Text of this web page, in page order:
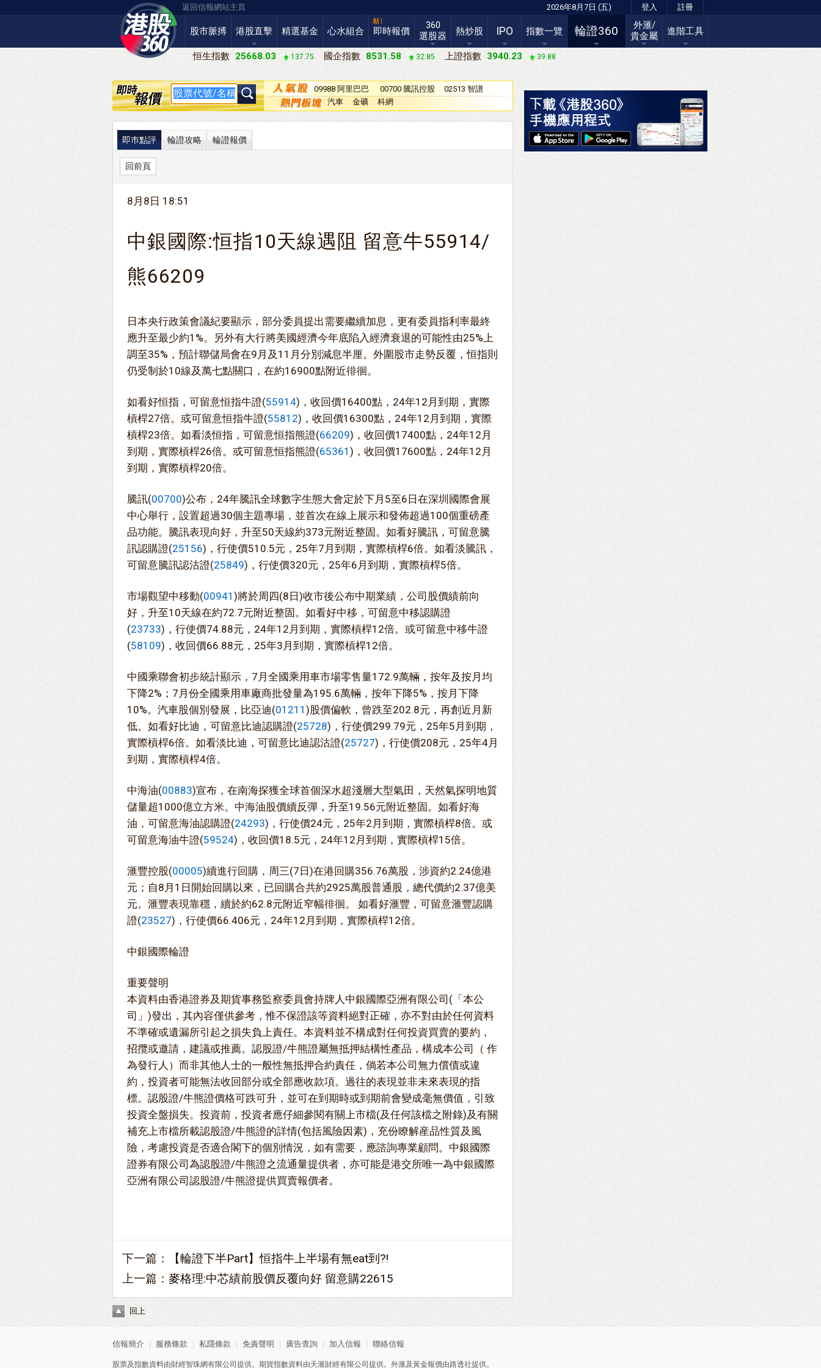
返回信報網站主頁 2026年8月7日 (五) 登入 註冊
股市脈搏 港股直擊 精選基金 心水組合 即時報價
360
選股器
熱炒股 IPO 指數一覽 輪證360
外滙/
貴金屬
進階工具
恒生指數 25668.03 137.75 國企指數 8531.58 32.85 上證指數 3940.23 39.88
09988 阿里巴巴
－Ｗ
00700 騰訊控股
02513 智譜
汽車
金礦 科網
即巿點評 輪證攻略 輪證報價
回前頁
8月8日 18:51
中銀國際:恒指10天線遇阻 留意牛55914/
熊66209
日本央行政策會議紀要顯示，部分委員提出需要繼續加息，更有委員指利率最終
應升至最少約1%。另外有大行將美國經濟今年底陷入經濟衰退的可能性由25%上
調至35%，預計聯儲局會在9月及11月分別減息半厘。外圍股市走勢反覆，恒指則
仍受制於10線及萬七點關口，在約16900點附近徘徊。
如看好恒指，可留意恒指牛證(55914)，收回價16400點，24年12月到期，實際
槓桿27倍。或可留意恒指牛證(55812)，收回價16300點，24年12月到期，實際
槓桿23倍。如看淡恒指，可留意恒指熊證(66209)，收回價17400點，24年12月
到期，實際槓桿26倍。或可留意恒指熊證(65361 )，收回價17600點，24年12月
到期，實際槓桿20倍。
騰訊(00700)公布，24年騰訊全球數字生態大會定於下月5至6日在深圳國際會展
中心舉行，設置超過30個主題專場，並首次在線上展示和發佈超過100個重磅產
品功能。騰訊表現向好，升至50天線約373元附近整固。如看好騰訊，可留意騰
訊認購證(25156)，行使價510.5元，25年7月到期，實際槓桿6倍。如看淡騰訊，
可留意騰訊認沽證(25849)，行使價320元，25年6月到期，實際槓桿5倍。
市場觀望中移動(00941 )將於周四(8日)收市後公布中期業績，公司股價績前向
好，升至10天線在約72.7元附近整固。如看好中移，可留意中移認購證
(23733)，行使價74.88元，24年12月到期，實際槓桿12倍。或可留意中移牛證
(58109)，收回價66.88元，25年3月到期，實際槓桿12倍。
中國乘聯會初步統計顯示，7月全國乘用車市場零售量172.9萬輛，按年及按月均
下降2%；7月份全國乘用車廠商批發量為195.6萬輛，按年下降5%，按月下降
10%。汽車股個別發展，比亞迪(01211 )股價偏軟，曾跌至202.8元，再創近月新
低。如看好比迪，可留意比迪認購證(25728)，行使價299.79元，25年5月到期，
實際槓桿6倍。如看淡比迪，可留意比迪認沽證(25727)，行使價208元，25年4月
到期，實際槓桿4倍。
中海油(00883)宣布，在南海探獲全球首個深水超淺層大型氣田，天然氣探明地質
儲量超1000億立方米。中海油股價續反彈，升至19.56元附近整固。如看好海
油，可留意海油認購證(24293)，行使價24元，25年2月到期，實際槓桿8倍。或
可留意海油牛證(59524)，收回價18.5元，24年12月到期，實際槓桿15倍。
滙豐控股(00005)續進行回購，周三(7日)在港回購356.76萬股，涉資約2.24億港
元；自8月1日開始回購以來，已回購合共約2925萬股普通股，總代價約2.37億美
元。滙豐表現靠穩，續於約62.8元附近窄幅徘徊。 如看好滙豐，可留意滙豐認購
證(23527)，行使價66.406元，24年12月到期，實際槓桿12倍。
中銀國際輪證
重要聲明
本資料由香港證券及期貨事務監察委員會持牌人中銀國際亞洲有限公司(「本公
司」)發出，其內容僅供參考，惟不保證該等資料絕對正確，亦不對由於任何資料
不準確或遺漏所引起之損失負上責任。本資料並不構成對任何投資買賣的要約，
招攬或邀請，建議或推薦。認股證/牛熊證屬無抵押結構性產品，構成本公司（ 作
為發行人）而非其他人士的一般性無抵押合約責任，倘若本公司無力償債或違
約，投資者可能無法收回部分或全部應收款項。過往的表現並非未來表現的指
標。認股證/牛熊證價格可跌可升，並可在到期時或到期前會變成毫無價值，引致
投資全盤損失。投資前，投資者應仔細參閱有關上市檔(及任何該檔之附錄)及有關
補充上市檔所載認股證/牛熊證的詳情(包括風險因素)，充份瞭解産品性質及風
險，考慮投資是否適合閣下的個別情況，如有需要，應諮詢專業顧問。中銀國際
證券有限公司為認股證/牛熊證之流通量提供者，亦可能是港交所唯一為中銀國際
亞洲有限公司認股證/牛熊證提供買賣報價者。
下一篇：
【輪證下半Part】恒指牛上半場有無eat到?!
上一篇： 麥格理:中芯績前股價反覆向好 留意購22615
回上
信報簡介 服務條款 私隱條款 免責聲明 廣告查詢 加入信報 聯絡信報
股票及指數資料由財經智珠網有限公司提供。期貨指數資料由天滙財經有限公司提供。外滙及黃金報價由路透社提供。